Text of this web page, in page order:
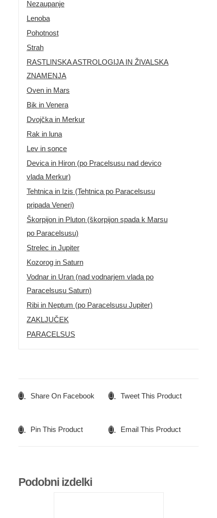
Nezaupanje
Lenoba
Pohotnost
Strah
RASTLINSKA ASTROLOGIJA IN ŽIVALSKA
ZNAMENJA
Oven in Mars
Bik in Venera
Dvojčka in Merkur
Rak in luna
Lev in sonce
Devica in Hiron (po Pracelsusu nad devico
vlada Merkur)
Tehtnica in Izis (Tehtnica po Paracelsusu
pripada Veneri)
Škorpijon in Pluton (škorpijon spada k Marsu
po Paracelsusu)
Strelec in Jupiter
Kozorog in Saturn
Vodnar in Uran (nad vodnarjem vlada po
Paracelsusu Saturn)
Ribi in Neptum (po Paracelsusu Jupiter)
ZAKLJUČEK
PARACELSUS
Share On Facebook Tweet This Product
Pin This Product Email This Product
Podobni izdelki